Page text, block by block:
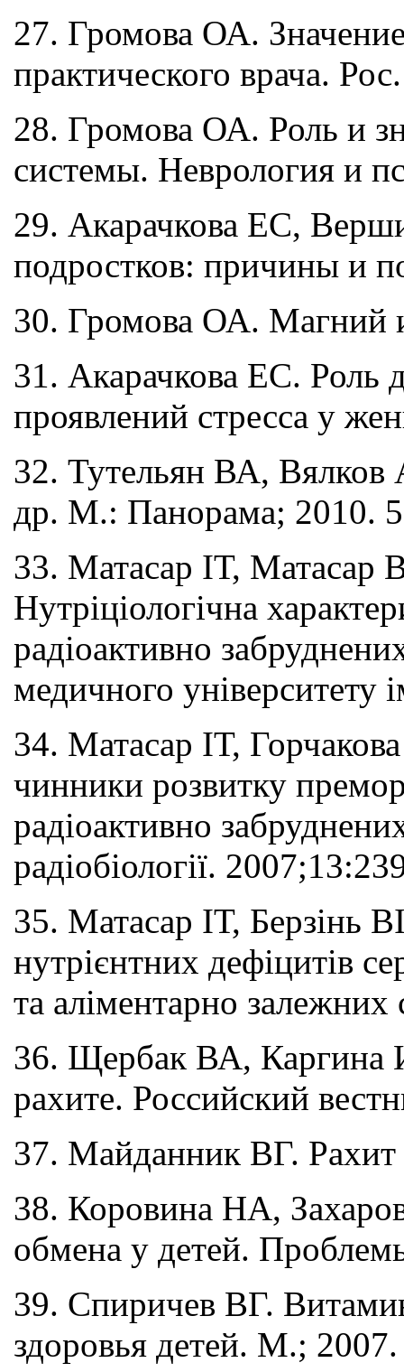
27. Громова ОА.
практического врача.
28. Громова ОА. Роль и
системы. Неврология и
29. Акарачкова ЕС,
подростков: причины и
30. Громова ОА. Магний
31. Акарачкова ЕС. Роль
проявлений стресса у
32. Тутельян ВА,
др. М.: Панорама; 2010.
33. Матасар ІТ,
Нутріціологічна
радіоактивно
медичного
34. Матасар ІТ,
чинники розвитку
радіоактивно
радіобіології.
35. Матасар ІТ, Берзінь
нутрієнтних дефіцитів
та аліментарно
36. Щербак ВА, Каргина
рахите. Российский
37. Майданник ВГ. Рахит
38. Коровина НА,
обмена у детей.
39. Спиричев ВГ.
здоровья детей. М.;